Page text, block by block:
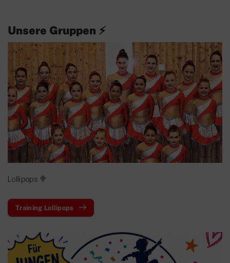
Unsere Gruppen ⚡️
Lollipops 🍭
Training Lollipops